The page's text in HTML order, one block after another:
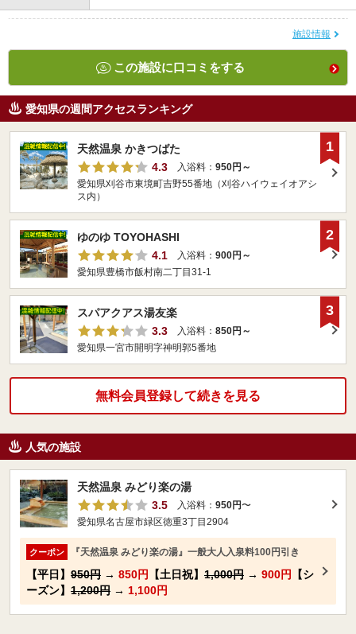
施設情報
この施設に口コミをする
愛知県の週間アクセスランキング
天然温泉 かきつばた
4.3
入浴料： 950円～
愛知県刈谷市東境町吉野55番地（刈谷ハイウェイオアシ
ス内）
1
ゆのゆ TOYOHASHI
4.1
入浴料： 900円～
愛知県豊橋市飯村南二丁目31-1
2
スパアクアス湯友楽
3.3
入浴料： 850円～
愛知県一宮市開明字神明郭5番地
3
無料会員登録して続きを見る
人気の施設
天然温泉 みどり楽の湯
3.5
入浴料： 950円〜
愛知県名古屋市緑区徳重3丁目2904
クーポン 『天然温泉 みどり楽の湯』一般大人入泉料100円引き
【平日】 950円 → 850円 【土日祝】 1,000円 → 900円
【シ
ーズン】 1,200円 → 1,100円